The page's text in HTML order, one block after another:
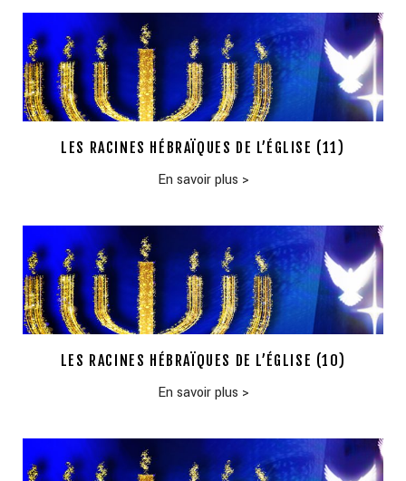
LES RACINES HÉBRAÏQUES DE L’ÉGLISE (11)
En savoir plus >
LES RACINES HÉBRAÏQUES DE L’ÉGLISE (10)
En savoir plus >